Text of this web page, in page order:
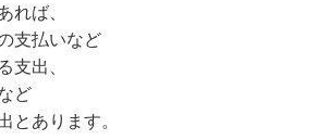
れば、
支払いなど
支出、
ど
とあります。